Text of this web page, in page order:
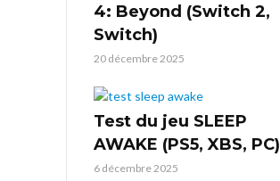
4: Beyond (Switch 2,
Switch)
20 décembre 2025
Test du jeu SLEEP
AWAKE (PS5, XBS, PC)
6 décembre 2025